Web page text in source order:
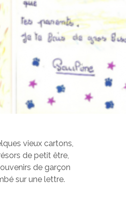
vieux cartons,
de petit être,
de garçon
sur une lettre.